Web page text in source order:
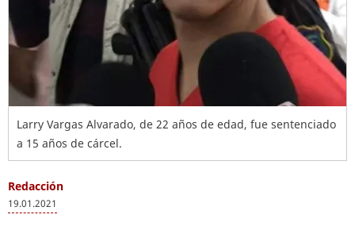
Larry Vargas Alvarado, de 22 años de edad, fue sentenciado
a 15 años de cárcel.
Redacción
19.01.2021